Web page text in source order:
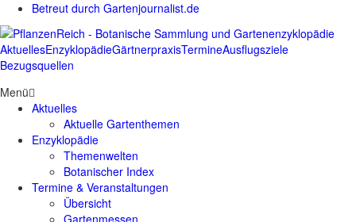
Betreut durch Gartenjournalist.de
AktuellesEnzyklopädieGärtnerpraxisTermineAusflugsziele
Bezugsquellen
Menü
Aktuelles
Aktuelle Gartenthemen
Enzyklopädie
Themenwelten
Botanischer Index
Termine & Veranstaltungen
Übersicht